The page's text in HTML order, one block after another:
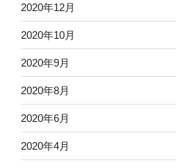
2020年12月
2020年10月
2020年9月
2020年8月
2020年6月
2020年4月